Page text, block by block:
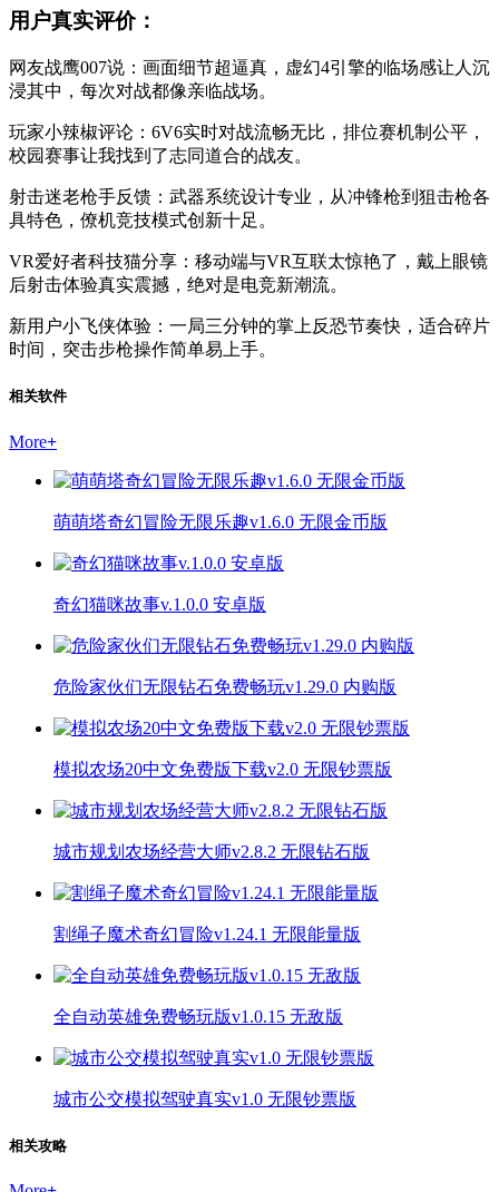
用户真实评价：
网友战鹰007说：画面细节超逼真，虚幻4引擎的临场感让人沉
浸其中，每次对战都像亲临战场。
玩家小辣椒评论：6V6实时对战流畅无比，排位赛机制公平，
校园赛事让我找到了志同道合的战友。
射击迷老枪手反馈：武器系统设计专业，从冲锋枪到狙击枪各
具特色，僚机竞技模式创新十足。
VR爱好者科技猫分享：移动端与VR互联太惊艳了，戴上眼镜
后射击体验真实震撼，绝对是电竞新潮流。
新用户小飞侠体验：一局三分钟的掌上反恐节奏快，适合碎片
时间，突击步枪操作简单易上手。
相关软件
More+
萌萌塔奇幻冒险无限乐趣v1.6.0 无限金币版
奇幻猫咪故事v.1.0.0 安卓版
危险家伙们无限钻石免费畅玩v1.29.0 内购版
模拟农场20中文免费版下载v2.0 无限钞票版
城市规划农场经营大师v2.8.2 无限钻石版
割绳子魔术奇幻冒险v1.24.1 无限能量版
全自动英雄免费畅玩版v1.0.15 无敌版
城市公交模拟驾驶真实v1.0 无限钞票版
相关攻略